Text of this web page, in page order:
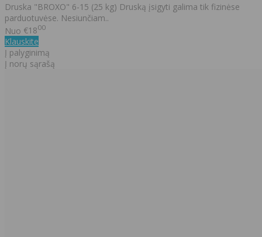
Druska "BROXO" 6-15 (25 kg) Druską įsigyti galima tik fizinėse
parduotuvėse. Nesiunčiam..
Nuo €1800
Klauskite
Į palyginimą
Į norų sąrašą